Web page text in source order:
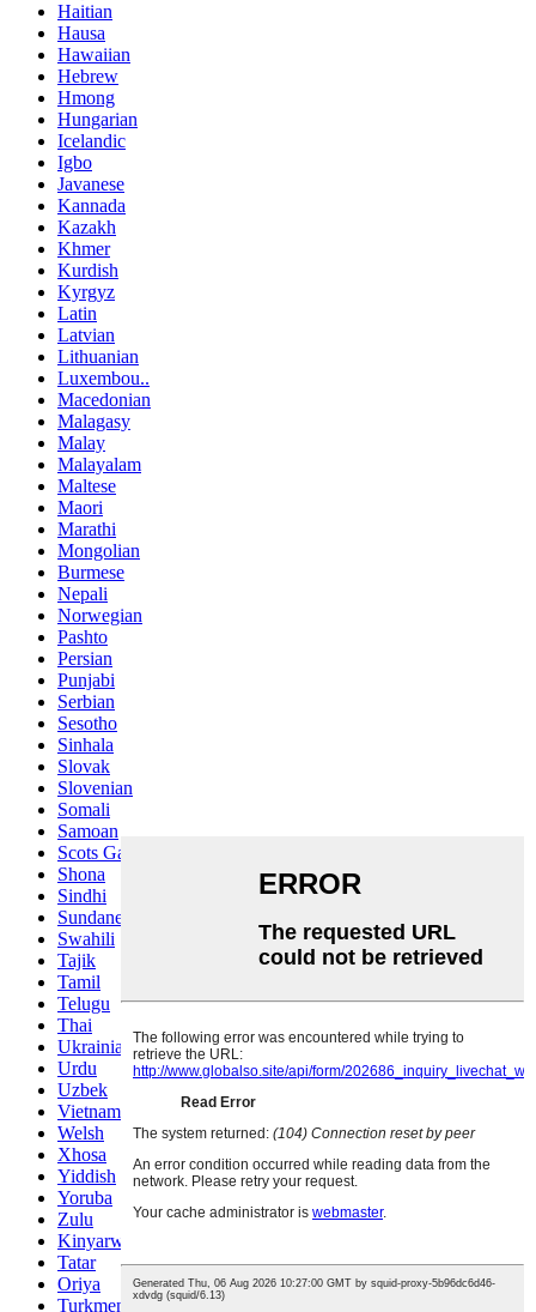
Haitian
Hausa
Hawaiian
Hebrew
Hmong
Hungarian
Icelandic
Igbo
Javanese
Kannada
Kazakh
Khmer
Kurdish
Kyrgyz
Latin
Latvian
Lithuanian
Luxembou..
Macedonian
Malagasy
Malay
Malayalam
Maltese
Maori
Marathi
Mongolian
Burmese
Nepali
Norwegian
Pashto
Persian
Punjabi
Serbian
Sesotho
Sinhala
Slovak
Slovenian
Somali
Samoan
Scots Gaelic
Shona
Sindhi
Sundanese
Swahili
Tajik
Tamil
Telugu
Thai
Ukrainian
Urdu
Uzbek
Vietnamese
Welsh
Xhosa
Yiddish
Yoruba
Zulu
Kinyarwanda
Tatar
Oriya
Turkmen